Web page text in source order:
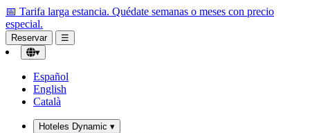
📅 Tarifa larga estancia. Quédate semanas o meses con precio
especial.
Reservar
☰
▾
Español
English
Català
Hoteles Dynamic ▾